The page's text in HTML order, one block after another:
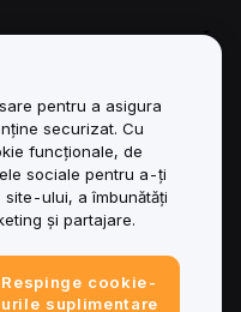
pentru a asigura
securizat. Cu
funcționale, de
sociale pentru a-ți
ului, a îmbunătăți
și partajare.
Respinge cookie-
urile suplimentare